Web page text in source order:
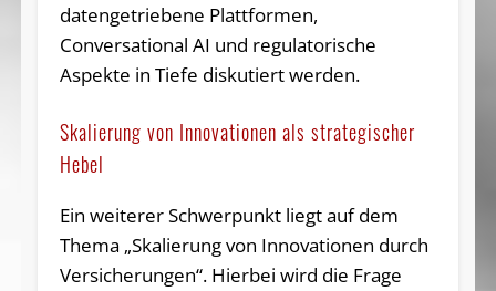
datengetriebene Plattformen,
Conversational AI und regulatorische
Aspekte in Tiefe diskutiert werden.
Skalierung von Innovationen als strategischer
Hebel
Ein weiterer Schwerpunkt liegt auf dem
Thema „Skalierung von Innovationen durch
Versicherungen“. Hierbei wird die Frage